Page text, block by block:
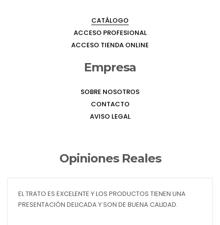
CATÁLOGO
ACCESO PROFESIONAL
ACCESO TIENDA ONLINE
Empresa
SOBRE NOSOTROS
CONTACTO
AVISO LEGAL
Opiniones Reales
EL TRATO ES EXCELENTE Y LOS PRODUCTOS TIENEN UNA
PRESENTACIÓN DELICADA Y SON DE BUENA CALIDAD.